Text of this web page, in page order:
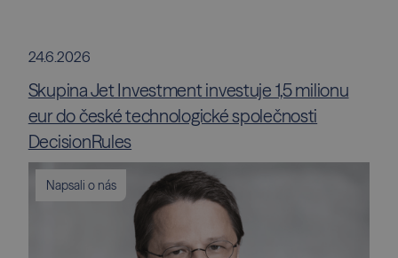
24.6.2026
Skupina Jet Investment investuje 1,5 milionu
eur do české technologické společnosti
DecisionRules
Napsali o nás